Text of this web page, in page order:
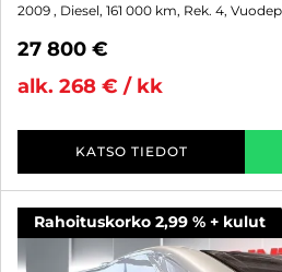
2009 , Diesel, 161 000 km, Rek. 4,
27 800 €
alk. 268 € / kk
KATSO TIEDOT
Rahoituskorko 2,99 % + kulut